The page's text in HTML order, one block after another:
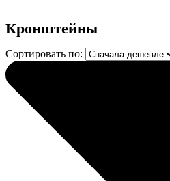
Кронштейны
Сортировать по: